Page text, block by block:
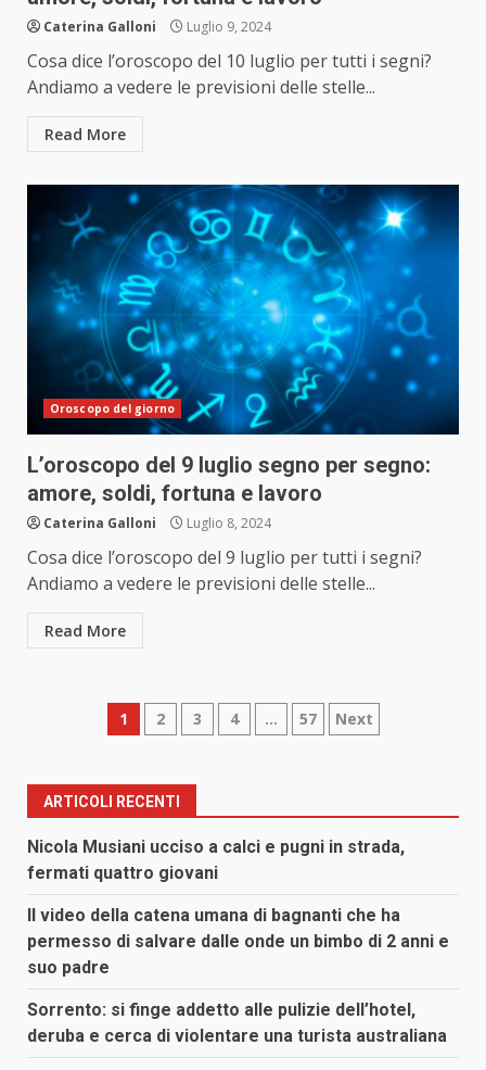
Caterina Galloni Luglio 9, 2024
Cosa dice l’oroscopo del 10 luglio per tutti i segni?
Andiamo a vedere le previsioni delle stelle...
Read More
Oroscopo del giorno
L’oroscopo del 9 luglio segno per segno:
amore, soldi, fortuna e lavoro
Caterina Galloni Luglio 8, 2024
Cosa dice l’oroscopo del 9 luglio per tutti i segni?
Andiamo a vedere le previsioni delle stelle...
Read More
Paginazione
articoli
1 2 3 4 … 57 Next
ARTICOLI RECENTI
Nicola Musiani ucciso a calci e pugni in strada,
fermati quattro giovani
Il video della catena umana di bagnanti che ha
permesso di salvare dalle onde un bimbo di 2 anni e
suo padre
Sorrento: si finge addetto alle pulizie dell’hotel,
deruba e cerca di violentare una turista australiana